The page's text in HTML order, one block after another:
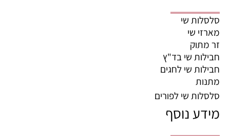
סלסלות שי
מארזי שי
זר מתוק
חבילות שי בד"ץ
חבילות שי לחגים
מתנות
סלסלות שי לפורים
מידע נוסף